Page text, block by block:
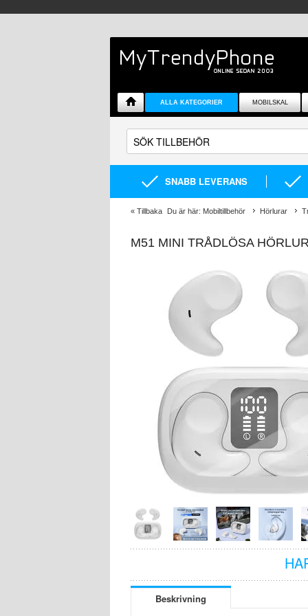
ALLA KATEGORIER MOBILSKAL
SNABB LEVERANS
« Tillbaka Du är här: Mobiltillbehör Hörlurar
M51 MINI TRÅDLÖSA
Beskrivning